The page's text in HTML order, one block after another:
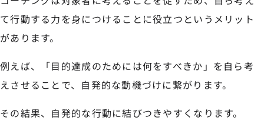
て行動する力を身につけることに役立つというメリット
があります。
例えば、「目的達成のためには何をすべきか」を自ら考
えさせることで、自発的な動機づけに繋がります。
その結果、自発的な行動に結びつきやすくなります。